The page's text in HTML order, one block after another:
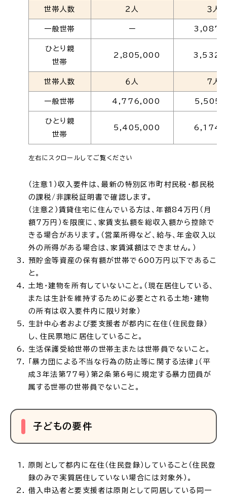
世帯人数 ２人 ３人
一般世帯 ー
ひとり親
世帯
2,805,000
世帯人数 ６人 ７人
一般世帯 4,776,000
ひとり親
世帯
5,405,000
左右にスクロールしてご覧ください
（注意1）収入要件は、最新の特別区市町村民税・都民税
の課税/非課税証明書で確認します。
（注意2）賃貸住宅に住んでいる方は、年額84万円（月
額7万円）を限度に、家賃支払額を総収入額から控除で
きる場合があります。（営業所得など、給与、年金収入以
外の所得がある場合は、家賃減額はできません。）
預貯金等資産の保有額が世帯で600万円以下であるこ
と。
土地・建物を所有していないこと。（現在居住している、
または生計を維持するために必要とされる土地・建物
の所有は収入要件内に限り対象）
生計中心者および要支援者が都内に在住（住民登録）
し、住民票地に居住していること。
生活保護受給世帯の世帯主または世帯員でないこと。
「暴力団による不当な行為の防止等に関する法律」（平
成3年法第77号）第2条第6号に規定する暴力団員が
属する世帯の世帯員でないこと。
子どもの要件
原則として都内に在住（住民登録）していること（住民登
録のみで実質居住していない場合には対象外）。
借入申込者と要支援者は原則として同居している同一